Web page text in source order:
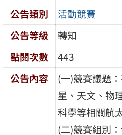
公告類別
活動競賽
公告等級
轉知
點閱次數
443
公告內容
(一)競賽議題
星、天文、物
科學等相關航
(二)競賽組別